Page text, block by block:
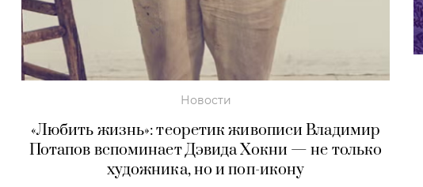
Новости
«Любить жизнь»: теоретик живописи Владимир
Потапов вспоминает Дэвида Хокни — не только
художника, но и поп-икону